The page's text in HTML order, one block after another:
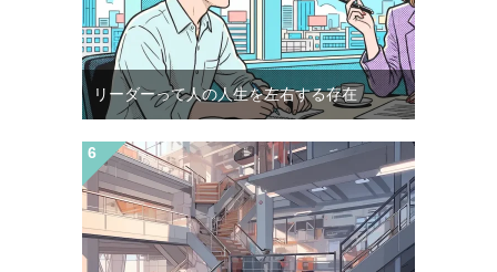
リーダーって人の人生を左右する存在